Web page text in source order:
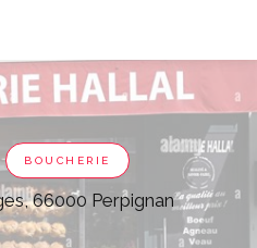
BOUCHERIE
66000 Perpignan